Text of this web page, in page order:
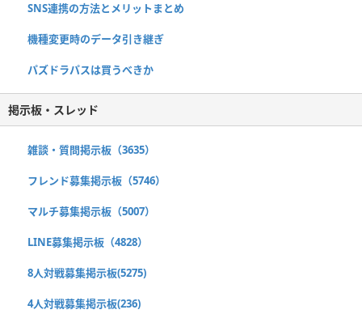
SNS連携の方法とメリットまとめ
機種変更時のデータ引き継ぎ
パズドラパスは買うべきか
掲示板・スレッド
雑談・質問掲示板（3635）
フレンド募集掲示板（5746）
マルチ募集掲示板（5007）
LINE募集掲示板（4828）
8人対戦募集掲示板(5275)
4人対戦募集掲示板(236)